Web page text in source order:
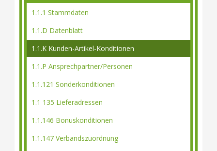
1.1.1 Stammdaten
1.1.D Datenblatt
1.1.K Kunden-Artikel-Konditionen
1.1.P Ansprechpartner/Personen
1.1.121 Sonderkonditionen
1.1 135 Lieferadressen
1.1.146 Bonuskonditionen
1.1.147 Verbandszuordnung